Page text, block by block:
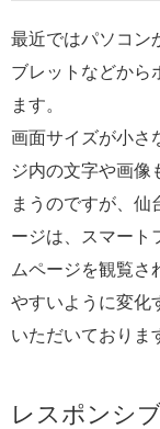
最近ではパソコン
ブレットなどから
ます。
画面サイズが小さ
ジ内の文字や画像
まうのですが、仙
ージは、スマート
ムページを観覧さ
やすいように変化
いただいておりま
レスポンシ